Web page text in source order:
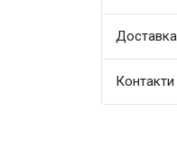
Доставка
Контакти